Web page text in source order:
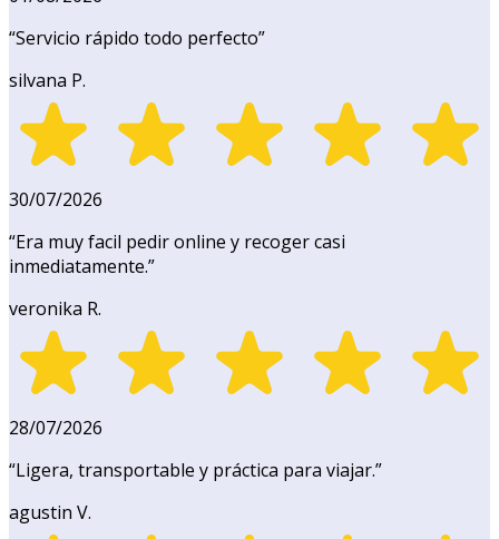
“Servicio rápido todo perfecto”
silvana P.
30/07/2026
“Era muy facil pedir online y recoger casi
inmediatamente.”
veronika R.
28/07/2026
“Ligera, transportable y práctica para viajar.”
agustin V.